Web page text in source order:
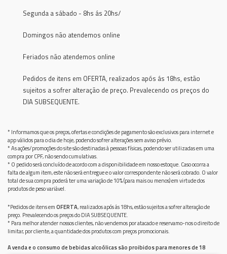
Segunda a sábado - 8hs ás 20hs/
Domingos não atendemos online
Feriados não atendemos online
Pedidos de itens em OFERTA, realizados após ás 18hs, estão
sujeitos a sofrer alteração de preço. Prevalecendo os preços do
DIA SUBSEQUENTE.
* Informamos que os preços, ofertas e condições de pagamento são exclusivos para internet e
app válidos para o dia de hoje, podendo sofrer alterações sem aviso prévio.
* As ações/promoções do site são destinadas à pessoas físicas, podendo ser utilizadas em uma
compra por CPF, não sendo cumulativas.
* O pedido será concluído de acordo com a disponibilidade em nosso estoque. Caso ocorra a
falta de algum item, este não será entregue e o valor correspondente não será cobrado. O valor
total de sua compra poderá ter uma variação de 10% (para mais ou menos) em virtude dos
produtos de peso variável.
*Pedidos de itens emOFERTA, realizados após ás 18hs, estão sujeitos a sofrer alteração de
preço. Prevalecendo os preços do DIA SUBSEQUENTE.
* Para melhor atender nossos clientes, não vendemos por atacado e reservamo-nos o direito de
limitar, por cliente, a quantidade dos produtos com preços promocionais.
A venda e o consumo de bebidas alcoólicas são proibidos para menores de 18